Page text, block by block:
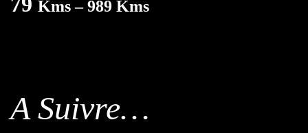
Kms – 989 Kms
A Suivre…